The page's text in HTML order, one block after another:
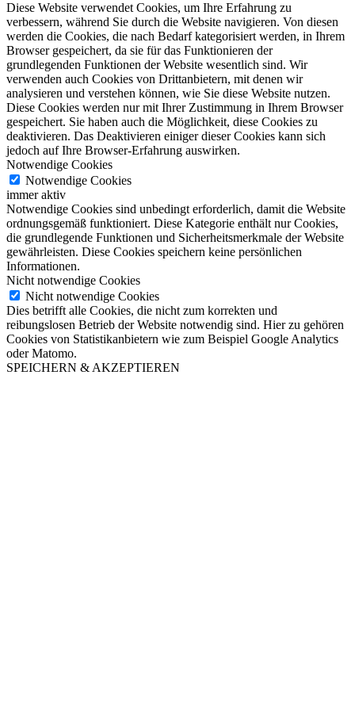
Diese Website verwendet Cookies, um Ihre Erfahrung zu
verbessern, während Sie durch die Website navigieren. Von diesen
werden die Cookies, die nach Bedarf kategorisiert werden, in Ihrem
Browser gespeichert, da sie für das Funktionieren der
grundlegenden Funktionen der Website wesentlich sind. Wir
verwenden auch Cookies von Drittanbietern, mit denen wir
analysieren und verstehen können, wie Sie diese Website nutzen.
Diese Cookies werden nur mit Ihrer Zustimmung in Ihrem Browser
gespeichert. Sie haben auch die Möglichkeit, diese Cookies zu
deaktivieren. Das Deaktivieren einiger dieser Cookies kann sich
jedoch auf Ihre Browser-Erfahrung auswirken.
Notwendige Cookies
Notwendige Cookies
immer aktiv
Notwendige Cookies sind unbedingt erforderlich, damit die Website
ordnungsgemäß funktioniert. Diese Kategorie enthält nur Cookies,
die grundlegende Funktionen und Sicherheitsmerkmale der Website
gewährleisten. Diese Cookies speichern keine persönlichen
Informationen.
Nicht notwendige Cookies
Nicht notwendige Cookies
Dies betrifft alle Cookies, die nicht zum korrekten und
reibungslosen Betrieb der Website notwendig sind. Hier zu gehören
Cookies von Statistikanbietern wie zum Beispiel Google Analytics
oder Matomo.
SPEICHERN & AKZEPTIEREN